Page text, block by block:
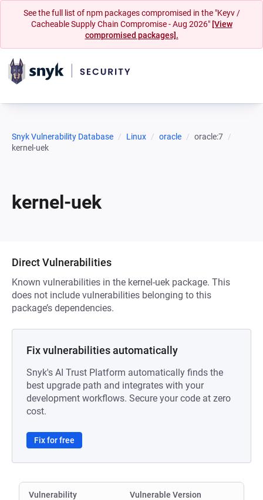
See the full list of npm packages compromised in the "Keyv /
Cacheable Supply Chain Compromise - Aug 2026" [View
compromised packages].
Snyk Vulnerability Database Linux oracle
oracle:7
kernel-uek
kernel-uek
Direct Vulnerabilities
Known vulnerabilities in the kernel-uek package. This
does not include vulnerabilities belonging to this
package’s dependencies.
Fix vulnerabilities automatically
Snyk's AI Trust Platform automatically finds the
best upgrade path and integrates with your
development workflows. Secure your code at zero
cost.
Fix for free
Vulnerability Vulnerable Version